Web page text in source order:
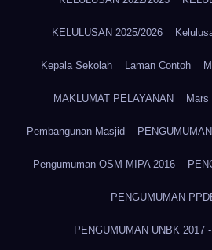
KELULUSAN 2025/2026
Kepala Sekolah Laman Contoh
MAKLUMAT PELAYANAN Mars
Pembangunan Masjid
Pengumuman OSM MIPA 2016
PENGUMUMAN
PENGUMUMAN UNBK 2017